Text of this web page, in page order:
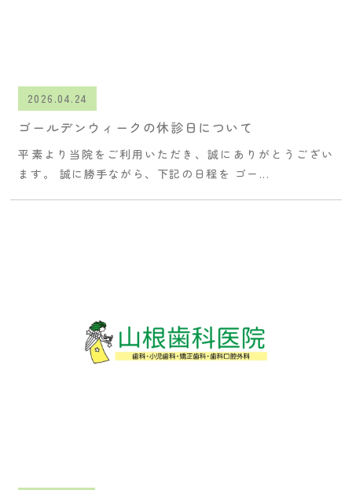
2026.04.24
ゴールデンウィークの休診日について
平素より当院をご利用いただき、誠にありがとうござい
ます。 誠に勝手ながら、下記の日程を ゴー...